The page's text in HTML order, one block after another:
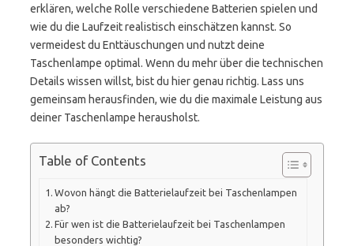
erklären, welche Rolle verschiedene Batterien spielen und
wie du die Laufzeit realistisch einschätzen kannst. So
vermeidest du Enttäuschungen und nutzt deine
Taschenlampe optimal. Wenn du mehr über die technischen
Details wissen willst, bist du hier genau richtig. Lass uns
gemeinsam herausfinden, wie du die maximale Leistung aus
deiner Taschenlampe herausholst.
Table of Contents
Wovon hängt die Batterielaufzeit bei Taschenlampen
ab?
Für wen ist die Batterielaufzeit bei Taschenlampen
besonders wichtig?